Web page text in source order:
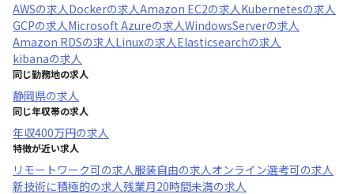
AWSの求人Dockerの求人Amazon EC2の求人Kubernetesの求人
GCPの求人Microsoft Azureの求人WindowsServerの求人
Amazon RDSの求人Linuxの求人Elasticsearchの求人
kibanaの求人
同じ勤務地の求人
静岡県の求人
同じ年収帯の求人
年収400万円の求人
特徴が近い求人
リモートワーク可の求人服装自由の求人オンライン選考可の求人
新技術に積極的の求人残業月20時間未満の求人